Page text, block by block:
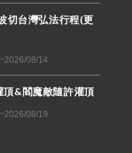
切台灣弘法行程(更
08/14
頂&閻魔敵隨許灌頂
08/19